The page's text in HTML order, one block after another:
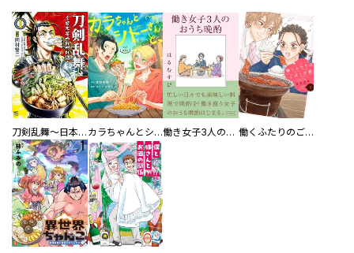
刀剣乱舞～日本号つれづれ酒～ カラちゃんとシトーさんと、 【分冊版】 働き女子3人のおうち晩酌 働くふたりのごほうび飯